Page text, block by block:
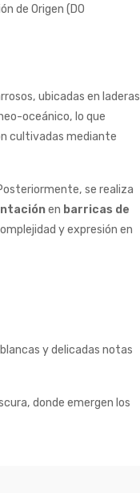
de Origen (DO
ubicadas en laderas
oceánico, lo que
cultivadas mediante
se realiza
en barricas de
y expresión en
y delicadas notas
donde emergen los